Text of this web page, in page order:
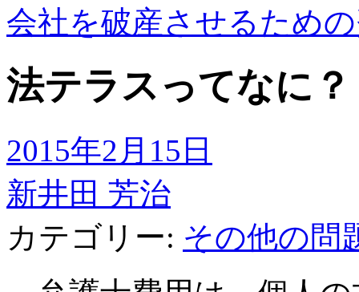
会社を破産させるため
法テラスってなに？
2015年2月15日
新井田 芳治
カテゴリー: その他の問